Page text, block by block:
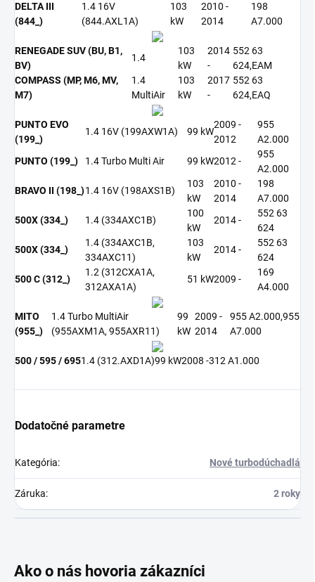
DELTA III
(844_)
1.4 16V
(844.AXL1A)
103
kW
2010 -
2014
198
A7.000
RENEGADE SUV (BU, B1,
BV)
1.4
103
kW
2014
-
552 63
624,EAM
COMPASS (MP, M6, MV,
M7)
1.4
MultiAir
103
kW
2017
-
552 63
624,EAQ
PUNTO EVO
(199_)
1.4 16V (199AXW1A) 99 kW
2009 -
2012
955
A2.000
PUNTO (199_)
1.4 Turbo Multi Air 99 kW2012 -
955
A2.000
BRAVO II (198_)1.4 16V (198AXS1B)
103
kW
2010 -
2014
198
A7.000
500X (334_)
1.4 (334AXC1B)
100
kW
2014 -
552 63
624
500X (334_)
1.4 (334AXC1B,
334AXC11)
103
kW
2014 -
552 63
624
500 C (312_)
1.2 (312CXA1A,
312AXA1A)
51 kW2009 -
169
A4.000
MITO
(955_)
1.4 Turbo MultiAir
(955AXM1A, 955AXR11)
99
kW
2009 -
2014
955 A2.000,955
A7.000
500 / 595 / 6951.4 (312.AXD1A)99 kW2008 -312 A1.000
Dodatočné parametre
Kategória: Nové turbodúchadlá
Záruka: 2 roky